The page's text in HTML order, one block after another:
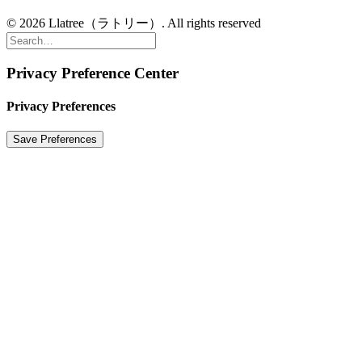
© 2026 Llatree（ラトリー）. All rights reserved
Privacy Preference Center
Privacy Preferences